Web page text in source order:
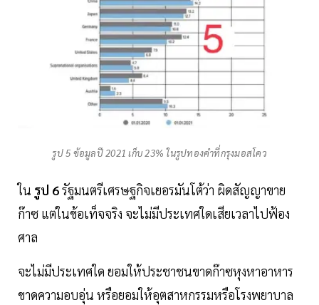
รูป 5 ข้อมูลปี 2021 เก็บ 23% ในรูปทองคำที่กรุงมอสโคว
ใน รูป 6รัฐมนตรีเศรษฐกิจเยอรมันโต้ว่า ผิดสัญญาขาย
ก๊าซ แต่ในข้อเท็จจริง จะไม่มีประเทศใดเสียเวลาไปฟ้อง
ศาล
จะไม่มีประเทศใด ยอมให้ประชาชนขาดก๊าซหุงหาอาหาร
ขาดความอบอุ่น หรือยอมให้อุตสาหกรรมหรือโรงพยาบาล